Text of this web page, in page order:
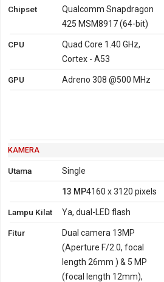
Chipset
Qualcomm Snapdragon
425 MSM8917 (64-bit)
CPU
Quad Core 1.40 GHz,
Cortex - A53
GPU Adreno 308 @500 MHz
KAMERA
Utama Single
13 MP4160 x 3120 pixels
Lampu Kilat Ya, dual-LED flash
Fitur
Dual camera 13MP
(Aperture F/2.0, focal
length 26mm ) & 5 MP
(focal length 12mm),